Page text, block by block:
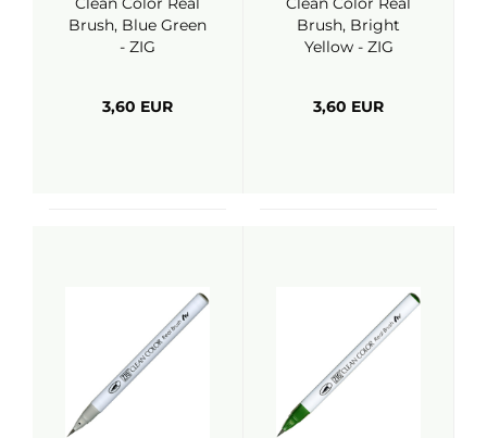
Brush, Blue Green
- ZIG
3,60 EUR
Brush, Bright
Yellow - ZIG
3,60 EUR